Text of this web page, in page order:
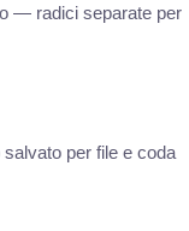
— radici separate per
per file e coda